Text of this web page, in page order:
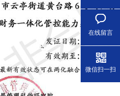
在线留言
微信扫一扫